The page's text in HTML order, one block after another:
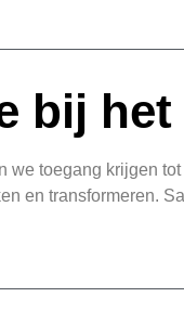
bij
we toegang krijgen
en transformeren.